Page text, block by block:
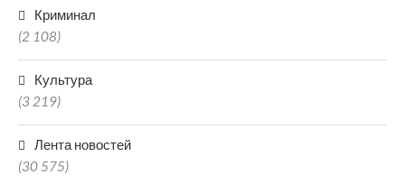
Криминал
(2 108)
Культура
(3 219)
Лента новостей
(30 575)